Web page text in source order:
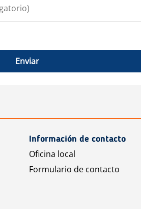
Enviar
Información de contacto
Oficina local
Formulario de contacto